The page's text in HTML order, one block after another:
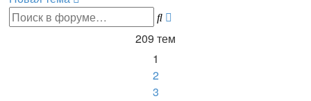
Поиск
поиск
209 тем
1
2
3